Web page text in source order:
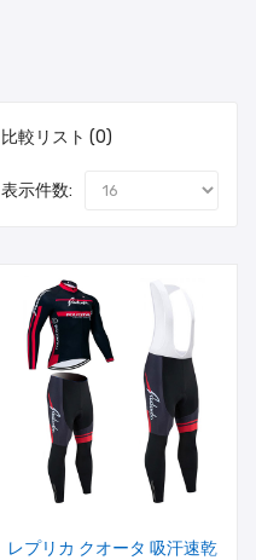
比較リスト (0)
表示件数:
レプリカ クオータ 吸汗速乾